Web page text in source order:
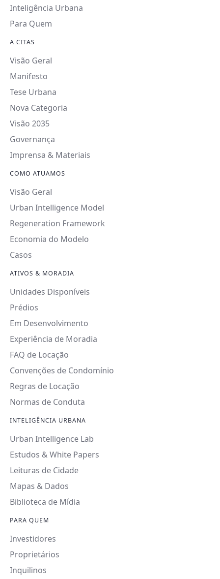
Inteligência Urbana
Para Quem
A CITAS
Visão Geral
Manifesto
Tese Urbana
Nova Categoria
Visão 2035
Governança
Imprensa & Materiais
COMO ATUAMOS
Visão Geral
Urban Intelligence Model
Regeneration Framework
Economia do Modelo
Casos
ATIVOS & MORADIA
Unidades Disponíveis
Prédios
Em Desenvolvimento
Experiência de Moradia
FAQ de Locação
Convenções de Condomínio
Regras de Locação
Normas de Conduta
INTELIGÊNCIA URBANA
Urban Intelligence Lab
Estudos & White Papers
Leituras de Cidade
Mapas & Dados
Biblioteca de Mídia
PARA QUEM
Investidores
Proprietários
Inquilinos